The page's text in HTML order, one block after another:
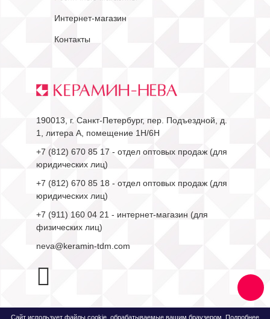
Интернет-магазин
Контакты
190013, г. Санкт-Петербург, пер. Подъездной, д.
1, литера А, помещение 1Н/6Н
+7 (812) 670 85 17 - отдел оптовых продаж (для
юридических лиц)
+7 (812) 670 85 18 - отдел оптовых продаж (для
юридических лиц)
+7 (911) 160 04 21 - интернет-магазин (для
физических лиц)
neva@keramin-tdm.com
Сайт использует файлы cookie, обрабатываемые вашим браузером. Подробнее